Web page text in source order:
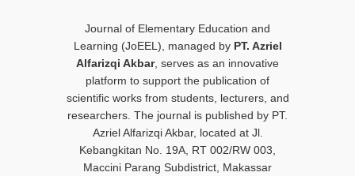
Journal of Elementary Education and
Learning (JoEEL), managed by PT. Azriel
Alfarizqi Akbar, serves as an innovative
platform to support the publication of
scientific works from students, lecturers, and
researchers. The journal is published by PT.
Azriel Alfarizqi Akbar, located at Jl.
Kebangkitan No. 19A, RT 002/RW 003,
Maccini Parang Subdistrict, Makassar